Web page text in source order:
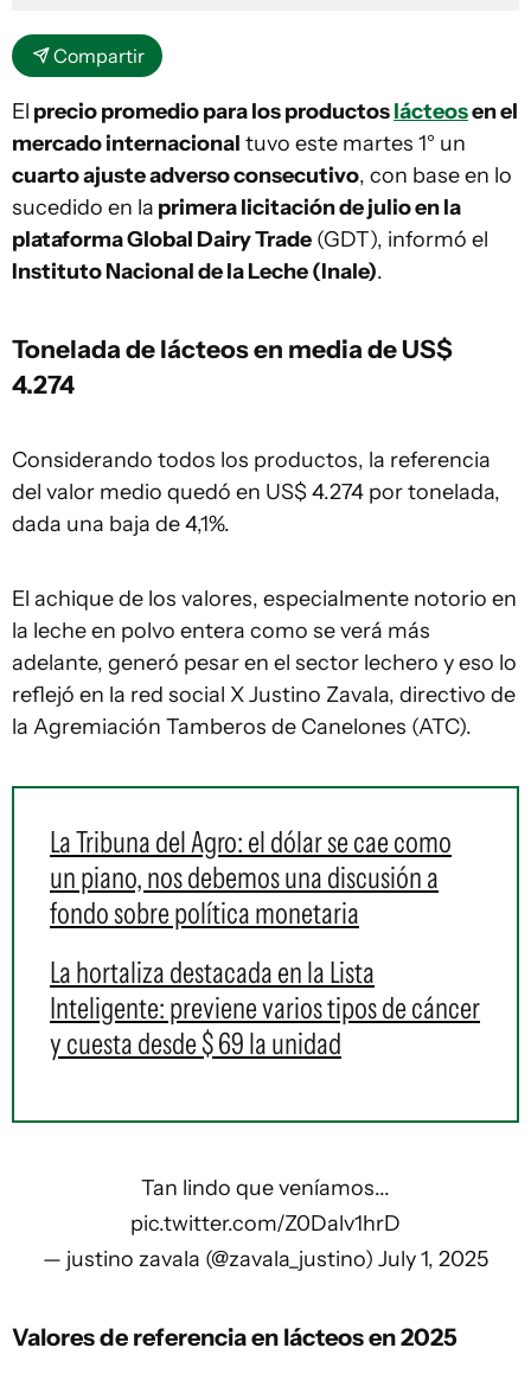
Compartir
El precio promedio para los productoslácteosen el
mercado internacional tuvo este martes 1° un
cuarto ajuste adverso consecutivo, con base en lo
sucedido en la primera licitación de julio en la
plataforma Global Dairy Trade (GDT), informó el
Instituto Nacional de la Leche (Inale).
Tonelada de lácteos en media de US$
4.274
Considerando todos los productos, la referencia
del valor medio quedó en US$ 4.274 por tonelada,
dada una baja de 4,1%.
El achique de los valores, especialmente notorio en
la leche en polvo entera como se verá más
adelante, generó pesar en el sector lechero y eso lo
reflejó en la red social X Justino Zavala, directivo de
la Agremiación Tamberos de Canelones (ATC).
La Tribuna del Agro: el dólar se cae como
un piano, nos debemos una discusión a
fondo sobre política monetaria
La hortaliza destacada en la Lista
Inteligente: previene varios tipos de cáncer
y cuesta desde $ 69 la unidad
Tan lindo que veníamos...
pic.twitter.com/Z0Dalv1hrD
— justino zavala (@zavala_justino) July 1, 2025
Valores de referencia en lácteos en 2025